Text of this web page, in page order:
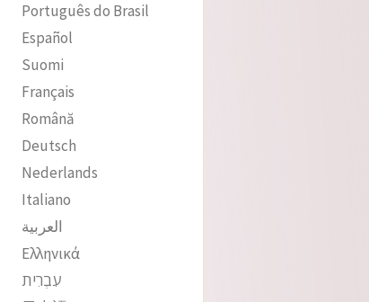
Português do Brasil
Español
Suomi
Français
Română
Deutsch
Nederlands
Italiano
العربية
Ελληνικά
עִבְרִית